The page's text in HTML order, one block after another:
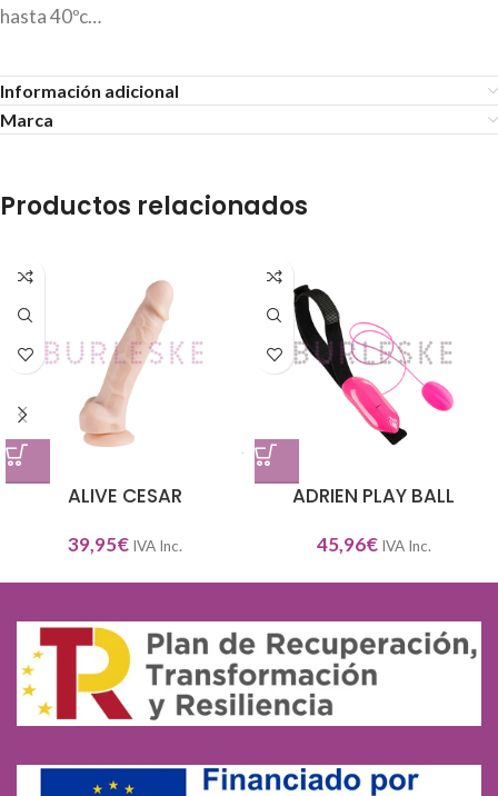
hasta 40ºc…
Información adicional
Marca
Productos relacionados
ALIVE CESAR
39,95€ IVA Inc.
ADRIEN PLAY BALL
45,96€ IVA Inc.